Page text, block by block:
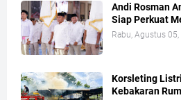
Andi Rosman
Siap Perkuat
Rabu, Agustus
Korsleting
Kebakaran